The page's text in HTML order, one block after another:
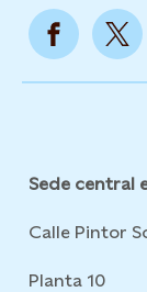
Sede central
Calle Pintor
Planta 10